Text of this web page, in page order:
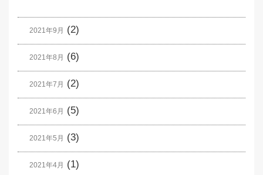
2021年9月 (2)
2021年8月 (6)
2021年7月 (2)
2021年6月 (5)
2021年5月 (3)
2021年4月 (1)